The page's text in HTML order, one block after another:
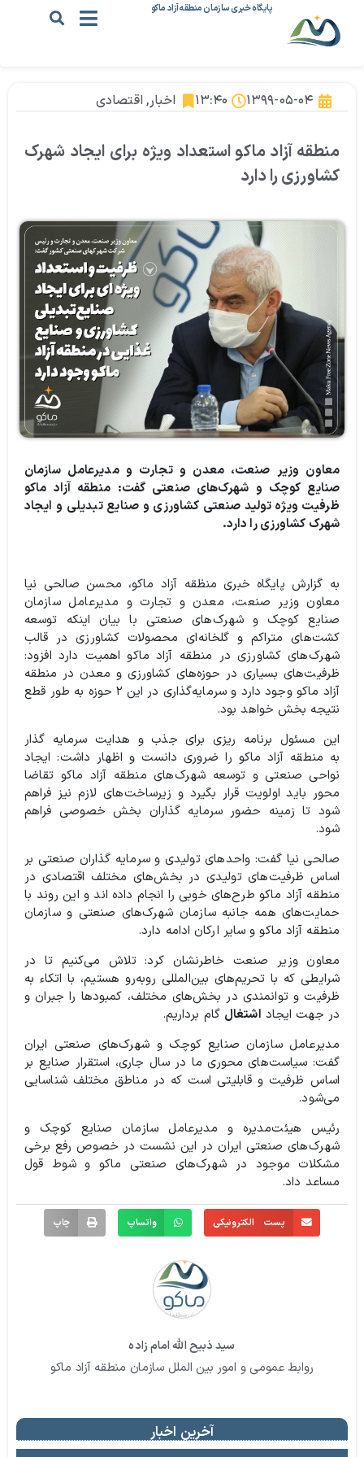
پایگاه خبری سازمان منطقه آزاد ماکو
۱۳۹۹-۰۵-۰۴ ۱۳:۴۰ اخبار, اقتصادی
منطقه آزاد ماکو استعداد ویژه برای ایجاد شهرک
کشاورزی را دارد
معاون وزیر صنعت، معدن و تجارت و مدیرعامل سازمان
صنایع کوچک و شهرک‌های صنعتی گفت: منطقه آزاد ماکو
ظرفیت ویژه تولید صنعتی کشاورزی و صنایع تبدیلی و ایجاد
شهرک کشاورزی را دارد.
به گزارش پایگاه خبری منظقه آزاد ماکو، محسن صالحی نیا
معاون وزیر صنعت، معدن و تجارت و مدیرعامل سازمان
صنایع کوچک و شهرک‌های صنعتی با بیان اینکه توسعه
کشت‌های متراکم و گلخانه‌ای محصولات کشاورزی در قالب
شهرک‌های کشاورزی در منطقه آزاد ماکو اهمیت دارد افزود:
ظرفیت‌های بسیاری در حوزه‌های کشاورزی و معدن در منطقه
آزاد ماکو وجود دارد و سرمایه‌گذاری در این ۲ حوزه به طور قطع
نتیجه بخش خواهد بود.
این مسئول برنامه ریزی برای جذب و هدایت سرمایه گذار
به منطقه آزاد ماکو را ضروری دانست و اظهار داشت: ایجاد
نواحی صنعتی و توسعه شهرک‌های منطقه آزاد ماکو تقاضا
محور باید اولویت قرار بگیرد و زیرساخت‌های لازم نیز فراهم
شود تا زمینه حضور سرمایه گذاران بخش خصوصی فراهم
شود.
صالحی نیا گفت: واحد‌های تولیدی و سرمایه گذاران صنعتی بر
اساس ظرفیت‌های تولیدی در بخش‌های مختلف اقتصادی در
منطقه آزاد ماکو طرح‌های خوبی را انجام داده اند و این روند با
حمایت‌های همه جانبه سازمان شهرک‌های صنعتی و سازمان
منطقه آزاد ماکو و سایر ارکان ادامه دارد.
معاون وزیر صنعت خاطرنشان کرد: تلاش می‌کنیم تا در
شرایطی که با تحریم‌های بین‌المللی روبه‌رو هستیم، با اتکاء به
ظرفیت و توانمندی در بخش‌های مختلف، کمبود‌ها را جبران و
در جهت ایجاد اشتغال گام برداریم.
مدیرعامل سازمان صنایع کوچک و شهرک‌های صنعتی ایران
گفت: سیاست‌های محوری ما در سال جاری، استقرار صنایع بر
اساس ظرفیت و قابلیتی است که در مناطق مختلف شناسایی
می‌شود.
رئیس هیئت‌مدیره و مدیرعامل سازمان صنایع کوچک و
شهرک‌های صنعتی ایران در این نشست در خصوص رفع برخی
مشکلات موجود در شهرک‌های صنعتی ماکو و شوط قول
مساعد داد.
پست الکترونیکی واتساپ چاپ
سید ذبیح الله امام زاده
روابط عمومی و امور بین الملل سازمان منطقه آزاد ماکو
آخرین اخبار